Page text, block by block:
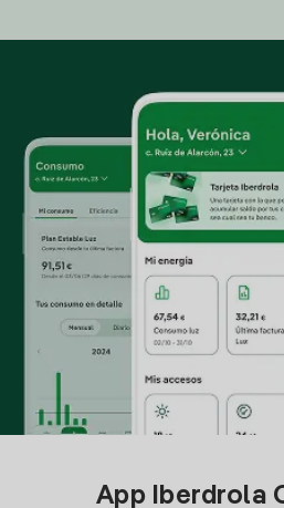
App Iberdrola